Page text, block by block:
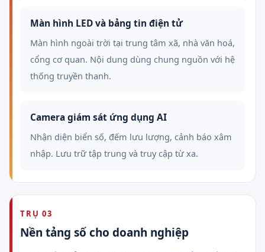
Màn hình LED và bảng tin điện tử
Màn hình ngoài trời tại trung tâm xã, nhà văn hoá,
cổng cơ quan. Nội dung dùng chung nguồn với hệ
thống truyền thanh.
Camera giám sát ứng dụng AI
Nhận diện biển số, đếm lưu lượng, cảnh báo xâm
nhập. Lưu trữ tập trung và truy cập từ xa.
TRỤ 03
Nền tảng số cho doanh nghiệp